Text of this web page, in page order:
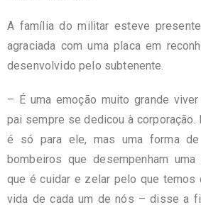
A família do militar esteve
agraciada com uma placa em
desenvolvido pelo subtenente.
– É uma emoção muito grande
pai sempre se dedicou à corporação.
é só para ele, mas uma forma
bombeiros que desempenham
que é cuidar e zelar pelo que temos
vida de cada um de nós – disse a